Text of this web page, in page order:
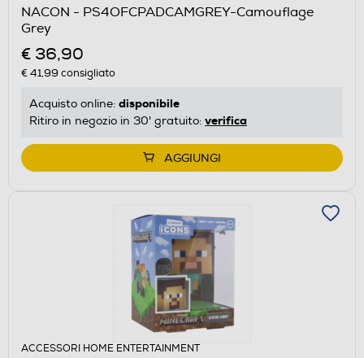
NACON - PS4OFCPADCAMGREY-Camouflage
Grey
€ 36,90
€ 41,99 consigliato
Acquisto online: disponibile
Ritiro in negozio in 30' gratuito: verifica
AGGIUNGI
ACCESSORI HOME ENTERTAINMENT